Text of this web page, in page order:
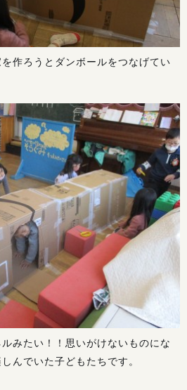
作ろうとダンボールをつなげてい
みたい！！思いがけないものにな
んでいた子どもたちです。